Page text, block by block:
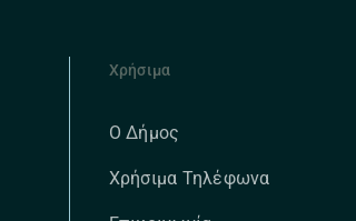
Χρήσιμα
Ο Δήμος
Χρήσιμα Τηλέφωνα